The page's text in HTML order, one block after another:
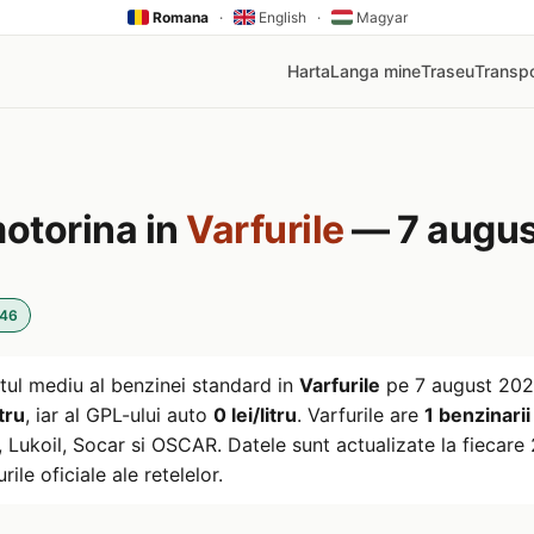
Romana · English · Magyar
HartaLanga mineTraseu
in Varfurile— 7
mediu al benzinei standard in Varfurile pe 7 august
, iar al GPL-ului auto 0 lei/litru. Varfurile are 1 benzinarii
Lukoil, Socar si OSCAR. Datele sunt actualizate la
oficiale ale retelelor.